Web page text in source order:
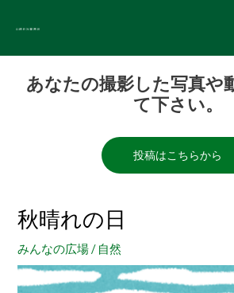
あなたの撮影した写真や
て下さい。
投稿はこちらから
秋晴れの日
みんなの広場/ 自然
navigation